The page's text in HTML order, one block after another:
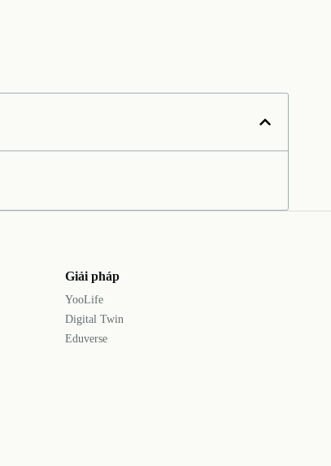
Giải pháp
YooLife
Digital Twin
Eduverse